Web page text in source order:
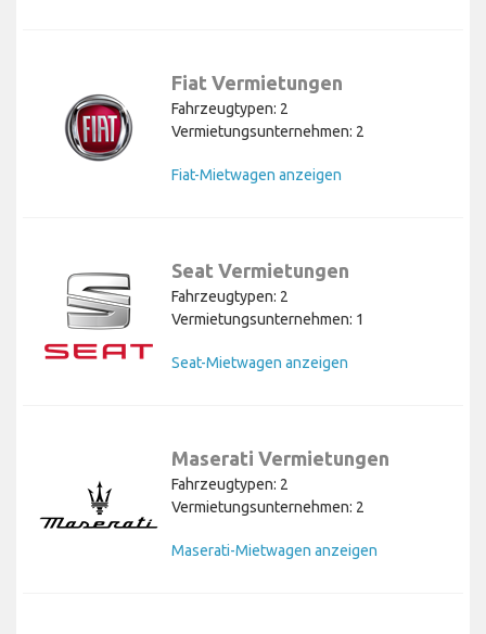
Fiat Vermietungen
Fahrzeugtypen: 2
Vermietungsunternehmen: 2
Fiat-Mietwagen anzeigen
Seat Vermietungen
Fahrzeugtypen: 2
Vermietungsunternehmen: 1
Seat-Mietwagen anzeigen
Maserati Vermietungen
Fahrzeugtypen: 2
Vermietungsunternehmen: 2
Maserati-Mietwagen anzeigen